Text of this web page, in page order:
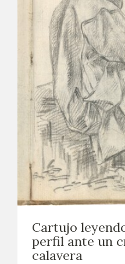
Cartujo
perfil ante un
calavera